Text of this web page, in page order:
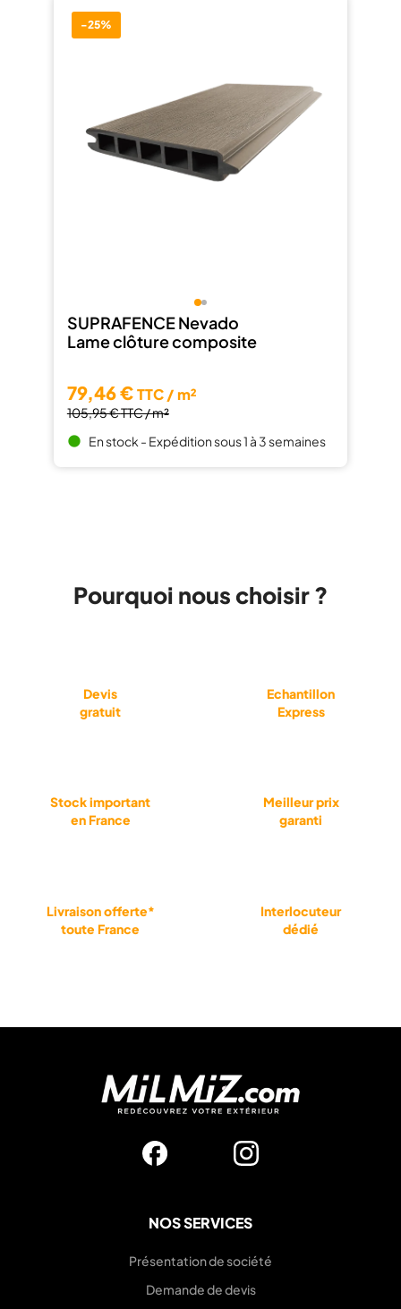
-25%
SUPRAFENCE Nevado
Lame clôture composite
79,46 €TTC / m²
105,95 €TTC / m²
brightness_1 En stock - Expédition sous 1 à 3 semaines
Pourquoi nous choisir ?
Devis
gratuit
Echantillon
Express
Stock important
en France
Meilleur prix
garanti
Livraison offerte*
toute France
Interlocuteur
dédié
NOS SERVICES
Présentation de société
Demande de devis